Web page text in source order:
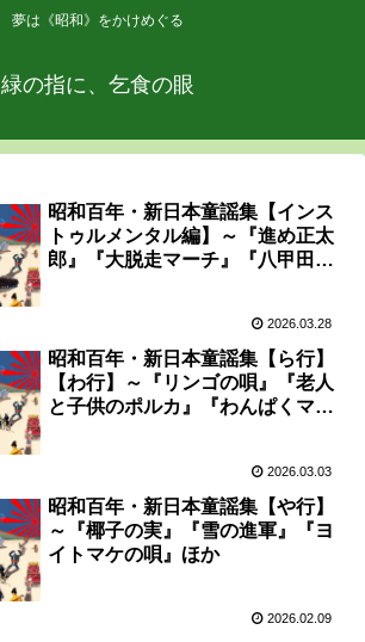
夢は《昭和》をかけめぐる
緑の指に、乞食の眼
昭和百年・新日本童謡集【インス
トゥルメンタル編】～『進め正太
郎』『大脱走マーチ』『八甲田
2026.03.28
昭和百年・新日本童謡集【ら行】
【わ行】～『リンゴの唄』『老人
と子供のポルカ』『わんぱくマー
2026.03.03
昭和百年・新日本童謡集【や行】
～『椰子の実』『雪の進軍』『ヨ
イトマケの唄』ほか
2026.02.09